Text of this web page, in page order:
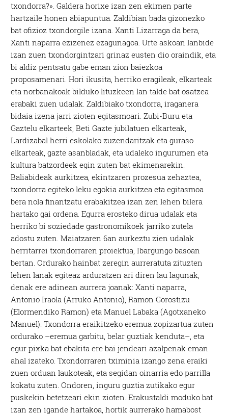
txondorra?». Galdera horixe izan zen ekimen parte
hartzaile honen abiapuntua. Zaldibian bada gizonezko
bat ofizioz txondorgile izana. Xanti Lizarraga da bera,
Xanti naparra ezizenez ezagunagoa. Urte askoan lanbide
izan zuen txondorgintzari grinaz eusten dio oraindik, eta
bi aldiz pentsatu gabe eman zion baiezkoa
proposamenari. Hori ikusita, herriko eragileak, elkarteak
eta norbanakoak bilduko lituzkeen lan talde bat osatzea
erabaki zuen udalak. Zaldibiako txondorra, iraganera
bidaia izena jarri zioten egitasmoari. Zubi-Buru eta
Gaztelu elkarteek, Beti Gazte jubilatuen elkarteak,
Lardizabal herri eskolako zuzendaritzak eta guraso
elkarteak, gazte asanbladak, eta udaleko ingurumen eta
kultura batzordeek egin zuten bat ekimenarekin.
Baliabideak aurkitzea, ekintzaren prozesua zehaztea,
txondorra egiteko leku egokia aurkitzea eta egitasmoa
bera nola finantzatu erabakitzea izan zen lehen bilera
hartako gai ordena. Egurra erosteko dirua udalak eta
herriko bi soziedade gastronomikoek jarriko zutela
adostu zuten. Maiatzaren 6an aurkeztu zien udalak
herritarrei txondorraren proiektua, Ibargungo basoan
bertan. Ordurako hainbat zeregin aurreratuta zituzten
lehen lanak egiteaz arduratzen ari diren lau lagunak,
denak ere adinean aurrera joanak: Xanti naparra,
Antonio Iraola (Arruko Antonio), Ramon Gorostizu
(Elormendiko Ramon) eta Manuel Labaka (Agotxaneko
Manuel). Txondorra eraikitzeko eremua zopizartua zuten
ordurako –eremua garbitu, belar guztiak kenduta–, eta
egur pixka bat ebakita ere bai jendeari azalpenak eman
ahal izateko. Txondorraren tximinia izango zena eraiki
zuen orduan laukoteak, eta segidan oinarria edo parrilla
kokatu zuten. Ondoren, inguru guztia zutikako egur
puskekin betetzeari ekin zioten. Erakustaldi moduko bat
izan zen igande hartakoa, hortik aurrerako hamabost